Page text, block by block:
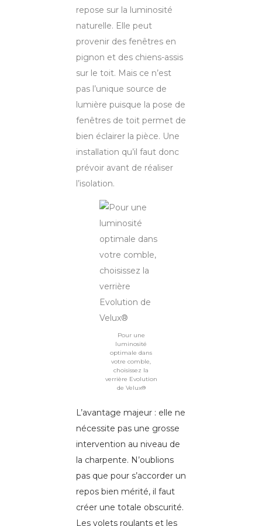
repose sur la luminosité
naturelle. Elle peut
provenir des fenêtres en
pignon et des chiens-assis
sur le toit. Mais ce n’est
pas l’unique source de
lumière puisque la pose de
fenêtres de toit permet de
bien éclairer la pièce. Une
installation qu’il faut donc
prévoir avant de réaliser
l’isolation.
Pour une
luminosité
optimale dans
votre comble,
choisissez la
verrière Evolution
de Velux®
L’avantage majeur : elle ne
nécessite pas une grosse
intervention au niveau de
la charpente. N’oublions
pas que pour s’accorder un
repos bien mérité, il faut
créer une totale obscurité.
Les volets roulants et les